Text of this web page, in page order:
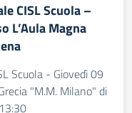
CISL Scuola –
L’Aula Magna
Scuola - Giovedì 09
"M.M. Milano" di